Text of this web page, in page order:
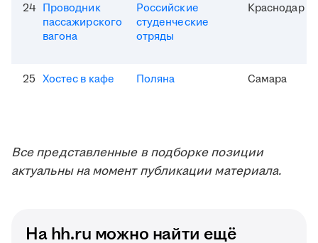
24 Проводник
пассажирского
вагона
Российские
студенческие
отряды
Краснодар
25 Хостес в кафе Поляна Самара
Все представленные в подборке позиции
актуальны на момент публикации материала.
На hh.ru можно найти ещё